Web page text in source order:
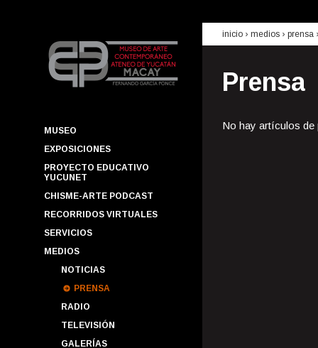
MUSEO
EXPOSICIONES
PROYECTO EDUCATIVO
YUCUNET
CHISME-ARTE PODCAST
RECORRIDOS VIRTUALES
SERVICIOS
MEDIOS
NOTICIAS
PRENSA
RADIO
TELEVISIÓN
GALERÍAS
inicio › medios › prensa
Prensa
No hay artículos de